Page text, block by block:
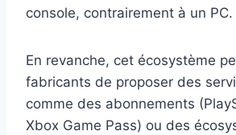
console, contrairement à un PC.
En revanche, cet écosystème
fabricants de proposer des
comme des abonnements
Xbox Game Pass) ou des